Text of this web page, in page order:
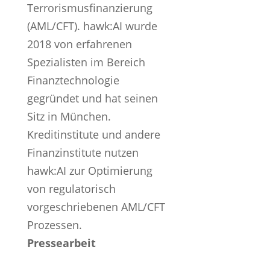
Terrorismusfinanzierung
(AML/CFT). hawk:AI wurde
2018 von erfahrenen
Spezialisten im Bereich
Finanztechnologie
gegründet und hat seinen
Sitz in München.
Kreditinstitute und andere
Finanzinstitute nutzen
hawk:AI zur Optimierung
von regulatorisch
vorgeschriebenen AML/CFT
Prozessen.
Pressearbeit